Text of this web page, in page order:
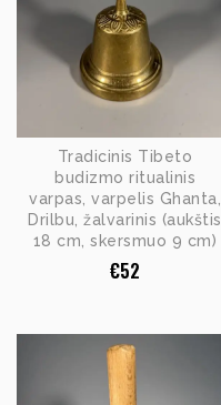
Tradicinis Tibeto
budizmo ritualinis
varpas, varpelis Ghanta,
Drilbu, žalvarinis (aukštis
18 cm, skersmuo 9 cm)
€52